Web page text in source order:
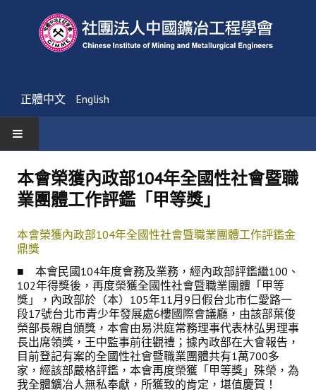
正體中文 English
首頁
最新消息
活動通告
友會消息
學會簡介
理事長的話
學會會史
學會會歌
本會榮獲內政部104年全國性社會暨職
業團體工作評鑑「甲等獎」
本會榮獲內政部104年全國性社會暨職業團體工作評鑑金
鼎獎
■ 本會民國104年度會務及業務，經內政部評鑑繼100、
102年得獎後，再度榮獲全國性社會暨職業團體「甲等
獎」，內政部於（本）105年11月9日假台北市仁愛路一
段17號台北市青少年發展處6樓國際會議廳，由該部葉俊
榮部長親自頒獎，本會由易洪庭常務理事代表林弘男理事
長出席領獎，王中監事前往觀禮；據內政部在大會報告，
目前登記有案的全國性社會暨職業團體共有1萬700多
家，經該部嚴格評鑑，本會再度榮獲「甲等獎」殊榮，為
我全體鑛冶人無私奉獻，所獲致的肯定，堪值慶賀！